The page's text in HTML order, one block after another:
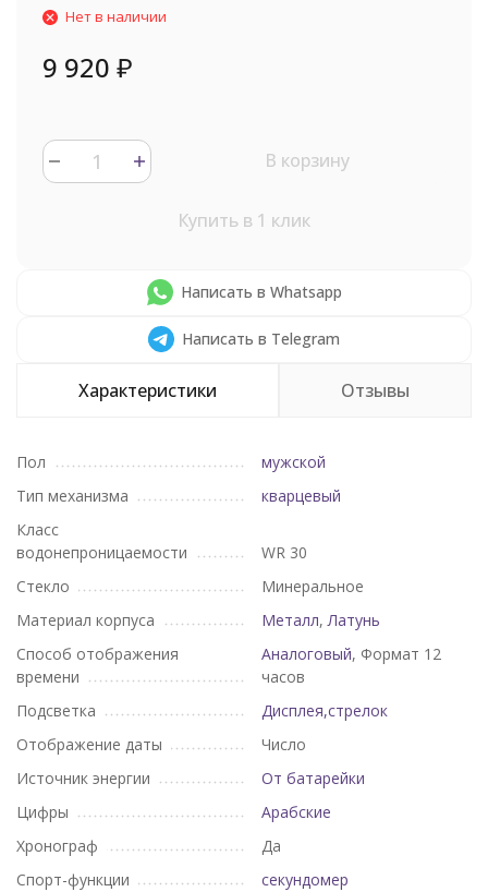
Нет в наличии
9 920 ₽
В корзину
Купить в 1 клик
Написать в Whatsapp
Написать в Telegram
Характеристики Отзывы
Пол
мужской
Тип механизма
кварцевый
Класс
водонепроницаемости
WR 30
Стекло
Минеральное
Материал корпуса
Металл,Латунь
Способ отображения
времени
Аналоговый, Формат 12
часов
Подсветка
Дисплея,стрелок
Отображение даты
Число
Источник энергии
От батарейки
Цифры
Арабские
Хронограф
Да
Спорт-функции
секундомер